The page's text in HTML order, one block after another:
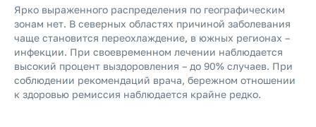
Ярко выраженного распределения по географическим
зонам нет. В северных областях причиной заболевания
чаще становится переохлаждение, в южных регионах –
инфекции. При своевременном лечении наблюдается
высокий процент выздоровления – до 90% случаев. При
соблюдении рекомендаций врача, бережном отношении
к здоровью ремиссия наблюдается крайне редко.